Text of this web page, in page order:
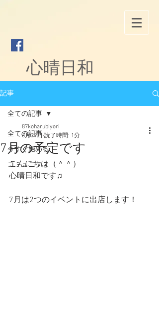
心晴日和
記事
全ての記事
今すぐ始める
コミュニティ
全ての記事
7月の予定です
87koharubiyori
6月29日 読了時間: 1分
こんにちは（＾＾）
心晴日和です♫
7月は2つのイベントに出店します！